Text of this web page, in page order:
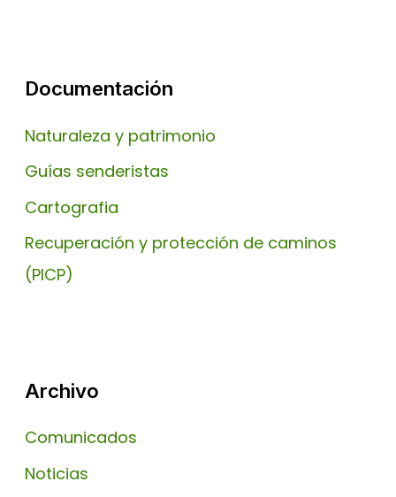
Documentación
Naturaleza y patrimonio
Guías senderistas
Cartografia
Recuperación y protección de caminos
(PICP)
Archivo
Comunicados
Noticias